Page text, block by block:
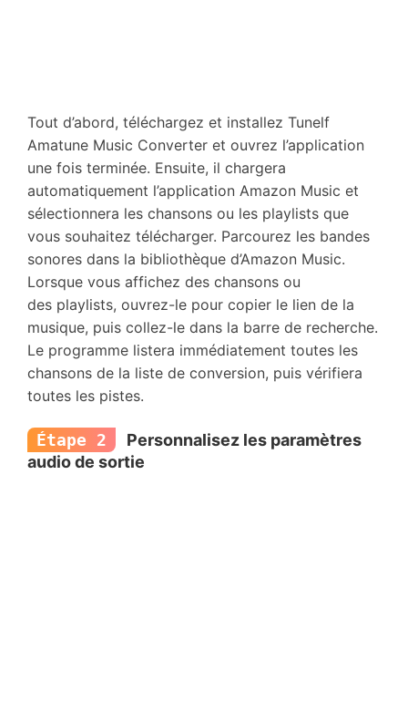
Tout d’abord, téléchargez et installez Tunelf
Amatune Music Converter et ouvrez l’application
une fois terminée. Ensuite, il chargera
automatiquement l’application Amazon Music et
sélectionnera les chansons ou les playlists que
vous souhaitez télécharger. Parcourez les bandes
sonores dans la bibliothèque d’Amazon Music.
Lorsque vous affichez des chansons ou
des playlists, ouvrez-le pour copier le lien de la
musique, puis collez-le dans la barre de recherche.
Le programme listera immédiatement toutes les
chansons de la liste de conversion, puis vérifiera
toutes les pistes.
Étape 2
Personnalisez les paramètres
audio de sortie